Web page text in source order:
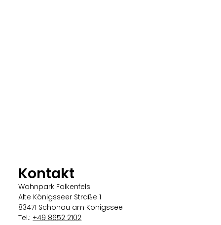
Kontakt
Wohnpark Falkenfels
Alte Königsseer Straße 1
83471 Schönau am Königssee
Tel.:+49 8652 2102